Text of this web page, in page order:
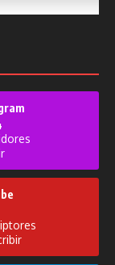
de diciembre de